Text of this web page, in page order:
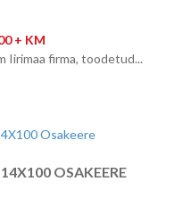
+ KM
Iirimaa firma, toodetud...
OSAKEERE